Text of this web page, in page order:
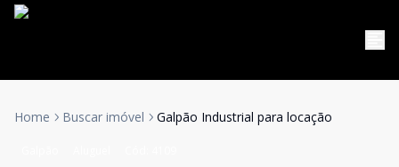
Home Buscar imóvel Galpão Industrial para locação